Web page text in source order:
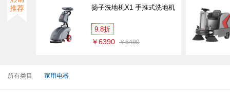
推荐
扬子洗地机X1 手推式洗地机
9.8折
￥6390 ￥6490
所有类目 家用电器